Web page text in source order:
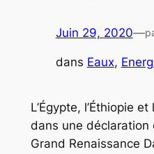
Juin 29, 2020—
dans Eaux,
L’Égypte, l’Éthiopie
dans une déclaration
Grand Renaissance